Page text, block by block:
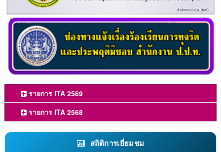
รายการ ITA 2569
รายการ ITA 2568
สถิติการเยี่ยมชม